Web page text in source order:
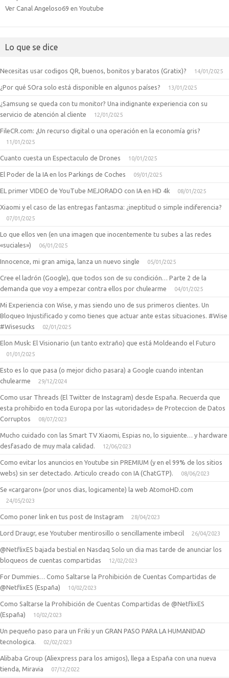
Ver Canal Angeloso69 en Youtube
Lo que se dice
Necesitas usar codigos QR, buenos, bonitos y baratos (Gratix)? 14/01/2025
¿Por qué SOra solo está disponible en algunos países? 13/01/2025
¿Samsung se queda con tu monitor? Una indignante experiencia con su
servicio de atención al cliente
12/01/2025
FileCR.com: ¿Un recurso digital o una operación en la economía gris?
11/01/2025
Cuanto cuesta un Espectaculo de Drones 10/01/2025
El Poder de la IA en los Parkings de Coches 09/01/2025
EL primer VIDEO de YouTube MEJORADO con IA en HD 4k 08/01/2025
Xiaomi y el caso de las entregas fantasma: ¿ineptitud o simple indiferencia?
07/01/2025
Lo que ellos ven (en una imagen que inocentemente tu subes a las redes
«suciales»)
06/01/2025
Innocence, mi gran amiga, lanza un nuevo single 05/01/2025
Cree el ladrón (Google), que todos son de su condición… Parte 2 de la
demanda que voy a empezar contra ellos por chulearme
04/01/2025
Mi Experiencia con Wise, y mas siendo uno de sus primeros clientes. Un
Bloqueo Injustificado y como tienes que actuar ante estas situaciones. #Wise
#Wisesucks
02/01/2025
Elon Musk: El Visionario (un tanto extraño) que está Moldeando el Futuro
01/01/2025
Esto es lo que pasa (o mejor dicho pasara) a Google cuando intentan
chulearme
29/12/2024
Como usar Threads (El Twitter de Instagram) desde España. Recuerda que
esta prohibido en toda Europa por las «utoridades» de Proteccion de Datos
Corruptos
08/07/2023
Mucho cuidado con las Smart TV Xiaomi, Espias no, lo siguiente… y hardware
desfasado de muy mala calidad.
12/06/2023
Como evitar los anuncios en Youtube sin PREMIUM (y en el 99% de los sitios
webs) sin ser detectado. Articulo creado con IA (ChatGTP).
08/06/2023
Se «cargaron» (por unos dias, logicamente) la web AtomoHD.com
24/05/2023
Como poner link en tus post de Instagram 28/04/2023
Lord Draugr, ese Youtuber mentirosillo o sencillamente imbecil 26/04/2023
@NetflixES bajada bestial en Nasdaq Solo un dia mas tarde de anunciar los
bloqueos de cuentas compartidas
12/02/2023
For Dummies… Como Saltarse la Prohibición de Cuentas Compartidas de
@NetflixES (España)
10/02/2023
Como Saltarse la Prohibición de Cuentas Compartidas de @NetflixES
(España)
10/02/2023
Un pequeño paso para un Friki y un GRAN PASO PARA LA HUMANIDAD
tecnologica.
02/02/2023
Alibaba Group (Aliexpress para los amigos), llega a España con una nueva
tienda, Miravia
07/12/2022